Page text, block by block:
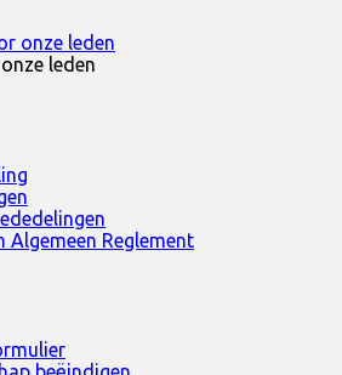
leden
Algemeen Reglement